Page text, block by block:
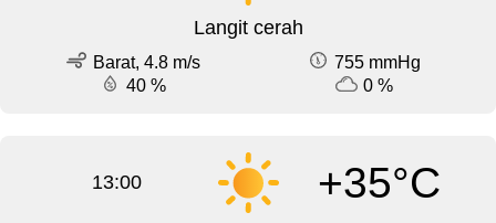
Langit cerah
Barat, 4.8 m/s
755 mmHg
40 %
0 %
13:00 +35°C